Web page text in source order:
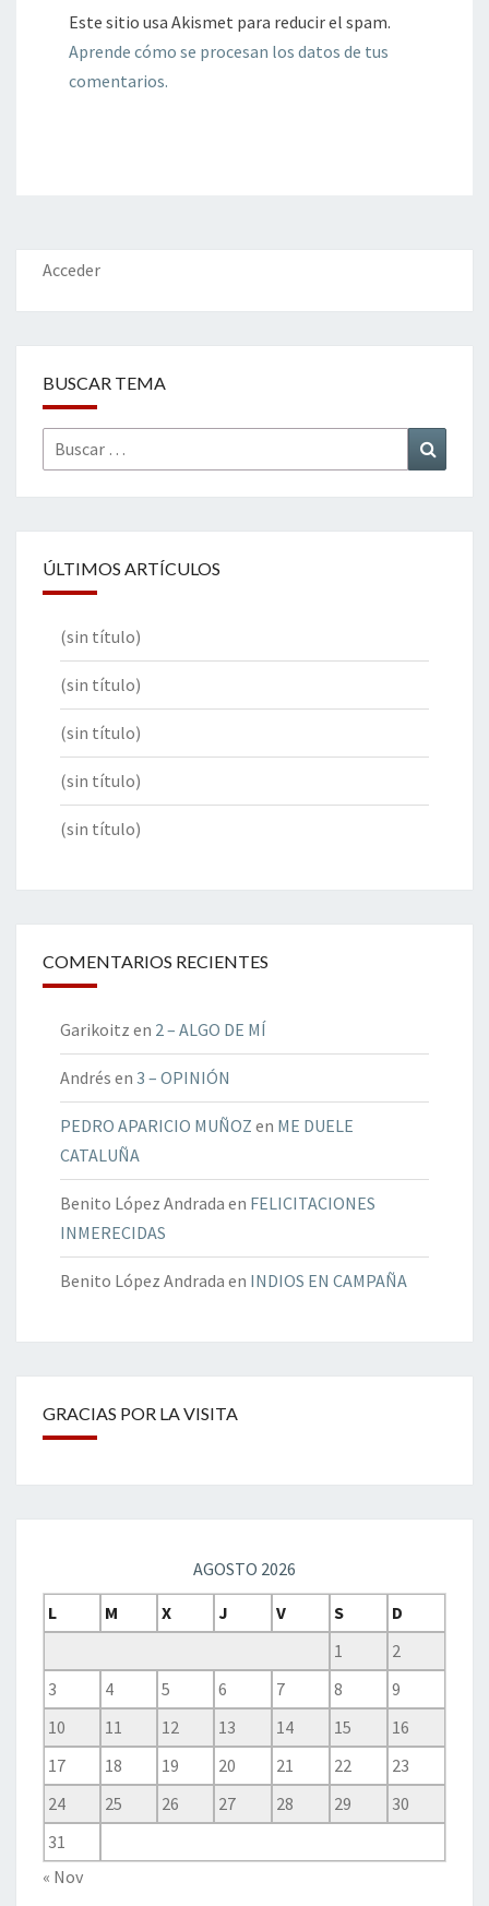
Este sitio usa Akismet para reducir el spam.
Aprende cómo se procesan los datos de tus
comentarios.
Acceder
BUSCAR TEMA
Buscar
por:
ÚLTIMOS ARTÍCULOS
(sin título)
(sin título)
(sin título)
(sin título)
(sin título)
COMENTARIOS RECIENTES
Garikoitz en 2 – ALGO DE MÍ
Andrés en 3 – OPINIÓN
PEDRO APARICIO MUÑOZ en ME DUELE
CATALUÑA
Benito López Andrada en FELICITACIONES
INMERECIDAS
Benito López Andrada en INDIOS EN CAMPAÑA
GRACIAS POR LA VISITA
AGOSTO 2026
L
M X J V S
D
1
2
3
4 5 6 7 8
9
10
11 12 13 14 15
16
17
18 19 20 21 22
23
24
25 26 27 28 29
30
31
« Nov